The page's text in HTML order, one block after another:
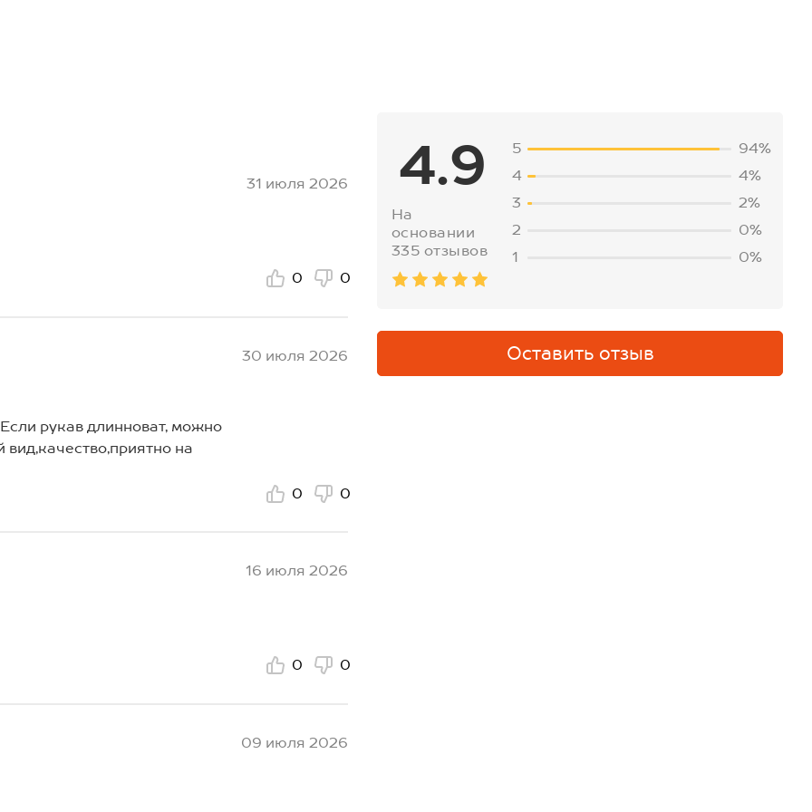
4.9
На
основании
335 отзывов
5
94%
4
4%
3
2%
2
0%
1
0%
Оставить отзыв
31 июля 2026
0 0
30 июля 2026
рукав длинноват, можно
на
0 0
16 июля 2026
0 0
09 июля 2026